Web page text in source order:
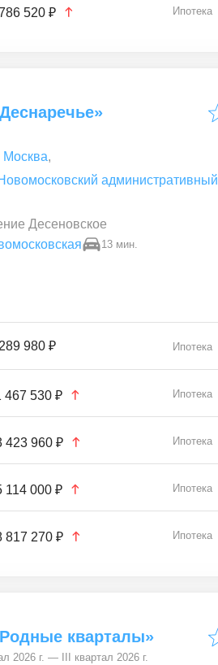
520 ₽ Ипотека
Москва,
административный
Десеновское
13 мин.
980 ₽ Ипотека
467 530 ₽ Ипотека
423 960 ₽ Ипотека
114 000 ₽ Ипотека
817 270 ₽ Ипотека
кварталы»
2026 г. — III квартал 2026 г.